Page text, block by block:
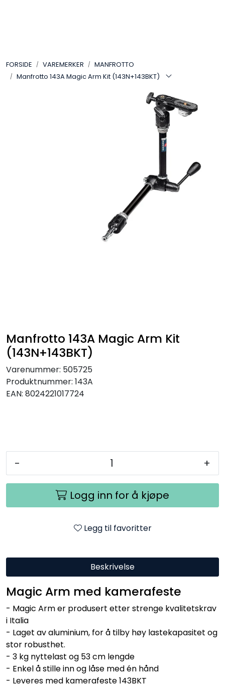
FORSIDE VAREMERKER
MANFROTTO
Manfrotto 143A Magic Arm Kit (143N+143BKT)
Manfrotto 143A Magic Arm Kit
(143N+143BKT)
Varenummer: 505725
Produktnummer: 143A
EAN: 8024221017724
- +
Logg inn for å kjøpe
Legg til favoritter
Beskrivelse
Magic Arm med kamerafeste
- Magic Arm er produsert etter strenge kvalitetskrav
i Italia
- Laget av aluminium, for å tilby høy lastekapasitet og
stor robusthet.
- 3 kg nyttelast og 53 cm lengde
- Enkel å stille inn og låse med én hånd
- Leveres med kamerafeste 143BKT
LYD